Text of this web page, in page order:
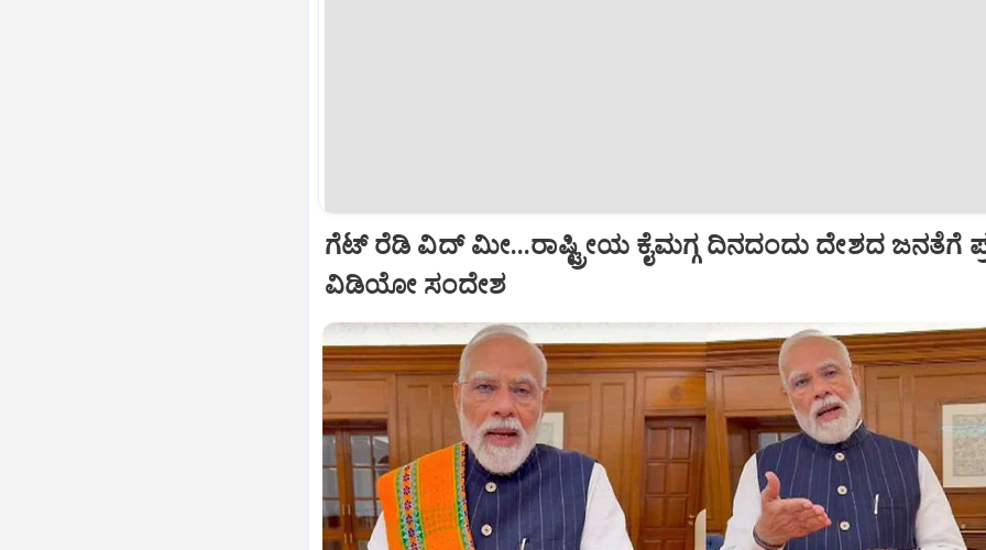
ಗೆಟ್ ರೆಡಿ ವಿದ್ ಮೀ...ರಾಷ್ಟ್ರೀಯ ಕೈಮಗ್ಗ ದಿನದಂದು ದೇಶದ ಜನತೆಗೆ
ವಿಡಿಯೋ ಸಂದೇಶ